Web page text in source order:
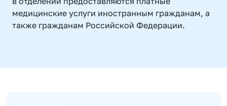
медицинские услуги иностранным гражданам, а
также гражданам Российской Федерации.